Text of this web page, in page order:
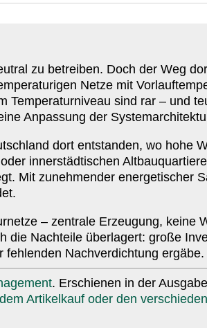
zu betreiben. Doch der Weg
Netze mit
Tempe­ra­tur­niveau sind rar – und
Anpassung der
dort entstanden, wo hohe
inner­städ­ti­schen
Mit zuneh­mender ener­ge­ti­scher
– zentrale Erzeugung, keine
die Nachteile über­lagert: große
fehlenden Nach­ver­dichtung
. Erschienen in der Ausgabe
Arti­kelkauf oder den